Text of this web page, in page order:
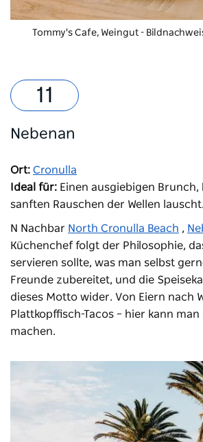
Tommy's Cafe, Weingut -
Nebenan
Ort: Cronulla
Ideal für: Einen ausgiebigen
sanften Rauschen der Wellen lauscht.
N Nachbar North Cronulla Beach ,
Küchenchef folgt der Philosophie,
servieren sollte, was man selbst
Freunde zubereitet, und die
dieses Motto wider. Von Eiern nach
Plattkopffisch-Tacos – hier kann
machen.